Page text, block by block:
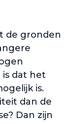
de gronden
is dat het
is.
dan de
Dan zijn